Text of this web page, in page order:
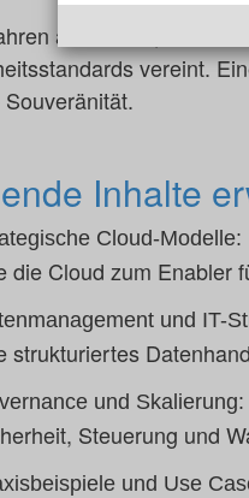
außerdem, wie Sie
vereint.
Inhalte
Cloud-Modelle:
die Cloud zum Enabler
und IT-
strukturiertes
und Skalierung:
Steuerung und
und Use